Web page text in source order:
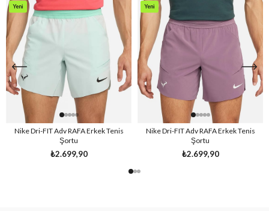
Nike Dri-FIT Adv RAFA Erkek Tenis
Şortu
₺2.699,90
Yeni
Nike Dri-FIT Adv RAFA Erkek Tenis
Şortu
₺2.699,90
Yeni